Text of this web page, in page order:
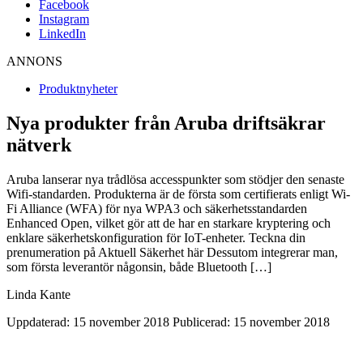
Facebook
Instagram
LinkedIn
ANNONS
Produktnyheter
Nya produkter från Aruba driftsäkrar
nätverk
Aruba lanserar nya trådlösa accesspunkter som stödjer den senaste
Wifi-standarden. Produkterna är de första som certifierats enligt Wi-
Fi Alliance (WFA) för nya WPA3 och säkerhetsstandarden
Enhanced Open, vilket gör att de har en starkare kryptering och
enklare säkerhetskonfiguration för IoT-enheter. Teckna din
prenumeration på Aktuell Säkerhet här Dessutom integrerar man,
som första leverantör någonsin, både Bluetooth […]
Linda Kante
Uppdaterad: 15 november 2018 Publicerad: 15 november 2018